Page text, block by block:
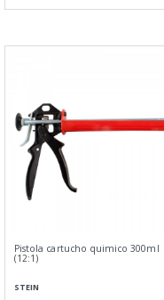
Pistola cartucho quimico 300ml
(12:1)
STEIN